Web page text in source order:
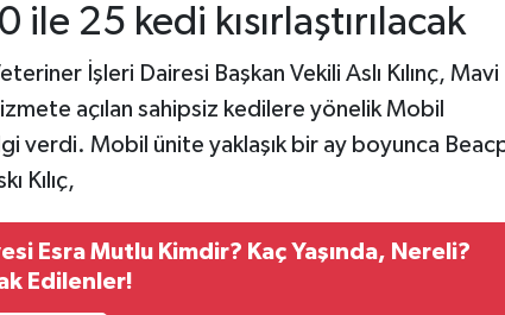
25 kedi kısırlaştırılacak
İşleri Dairesi Başkan Vekili Aslı Kılınç, Mavi
açılan sahipsiz kedilere yönelik Mobil
verdi. Mobil ünite yaklaşık bir ay boyunca
Kılıç,
Esra Mutlu Kimdir? Kaç Yaşında, Nereli?
Edilenler!